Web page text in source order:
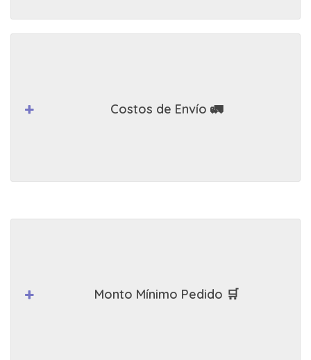
Costos de Envío 🚛
Monto Mínimo Pedido 🛒